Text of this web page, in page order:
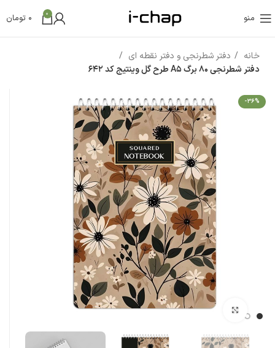
منو 0
0 تومان
خانه
دفتر شطرنجی و دفتر نقطه ای
دفتر شطرنجی 80 برگ A5 طرح گل وینتیج کد 642
-36%
بزرگنمایی تصویر